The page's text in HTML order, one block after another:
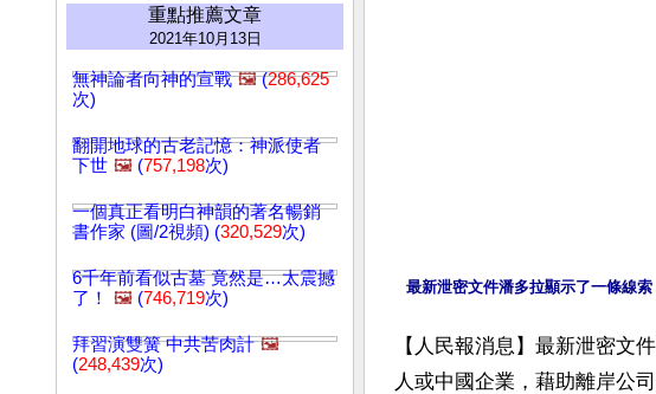
重點推薦文章
2021年10月13日
無神論者向神的宣戰 🖼️(286,625
次)
翻開地球的古老記憶：神派使者
下世 🖼️ (757,198次)
一個真正看明白神韻的著名暢銷
書作家 (圖/2視頻) (320,529次)
6千年前看似古墓 竟然是…太震撼
了！
🖼️ (746,719次)
拜習演雙簧 中共苦肉計 🖼️
(248,439次)
【人民報消息】最新泄密文
人或中國企業，藉助離岸公